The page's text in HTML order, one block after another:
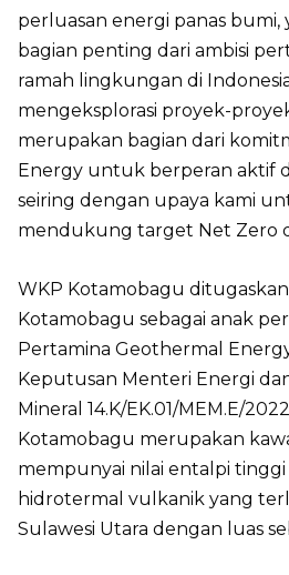
perluasan energi panas
bagian penting dari ambisi
ramah lingkungan di
mengeksplorasi proyek-
merupakan bagian dari
Energy untuk berperan aktif
seiring dengan upaya kami
mendukung target Net Zero
WKP Kotamobagu
Kotamobagu sebagai anak
Pertamina Geothermal
Keputusan Menteri Energi
Mineral 14.K/EK.01/MEM.E/
Kotamobagu merupakan
mempunyai nilai entalpi tinggi
hidrotermal vulkanik yang
Sulawesi Utara dengan luas